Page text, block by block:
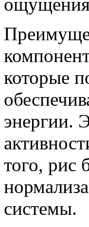
которые
энергии.
того, рис
системы.